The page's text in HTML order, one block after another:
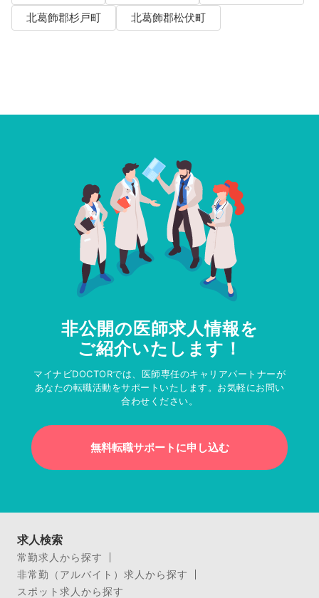
北葛飾郡杉戸町
北葛飾郡松伏町
非公開の医師求人情報を
ご紹介いたします！
マイナビDOCTORでは、医師専任のキャリアパートナーが
あなたの転職活動をサポートいたします。お気軽にお問い
合わせください。
無料転職サポートに申し込む
求人検索
常勤求人から探す
非常勤（アルバイト）求人から探す
スポット求人から探す